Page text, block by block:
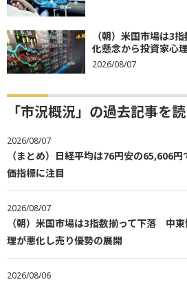
（朝）米国市場は3
化懸念から投資家心
2026/08/07
「市況概況」の過去記事を
2026/08/07
（まとめ）日経平均は76円安の65,606
価指標に注目
2026/08/07
（朝）米国市場は3指数揃って下落 中
理が悪化し売り優勢の展開
2026/08/06